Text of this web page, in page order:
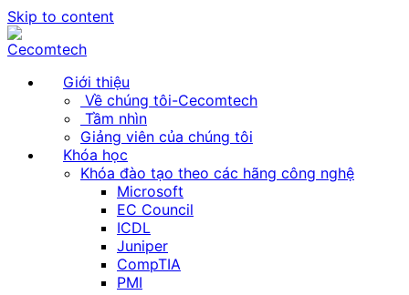
Skip to content
Giới thiệu
Về chúng tôi-Cecomtech
Tầm nhìn
Giảng viên của chúng tôi
Khóa học
Khóa đào tạo theo các hãng công nghệ
Microsoft
EC Council
ICDL
Juniper
CompTIA
PMI